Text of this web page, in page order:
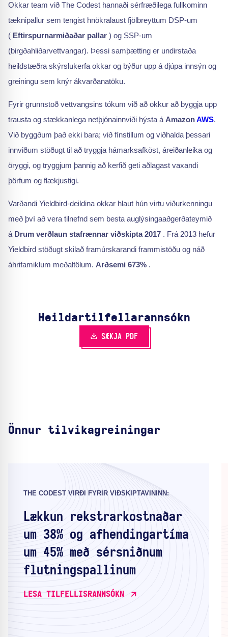
Okkar team við The Codest hannaði sérfræðilega fullkominn
tæknipallur sem tengist hnökralaust fjölbreyttum DSP-um
( Eftirspurnarmiðaðar pallar ) og SSP-um
(birgðahliðarvettvangar). Þessi samþætting er undirstaða
heildstæðra skýrslukerfa okkar og býður upp á djúpa innsýn og
greiningu sem knýr ákvarðanatöku.
Fyrir grunnstoð vettvangsins tókum við að okkur að byggja upp
trausta og stækkanlega netþjónainnviði hýsta á AmazonAWS.
Við byggðum það ekki bara; við fínstillum og viðhalda þessari
innviðum stöðugt til að tryggja hámarksafköst, áreiðanleika og
öryggi, og tryggjum þannig að kerfið geti aðlagast vaxandi
þörfum og flækjustigi.
Varðandi Yieldbird-deildina okkar hlaut hún virtu viðurkenningu
með því að vera tilnefnd sem besta auglýsingaaðgerðateymið
á Drum verðlaun stafrænnar viðskipta 2017 . Frá 2013 hefur
Yieldbird stöðugt skilað framúrskarandi frammistöðu og náð
áhrifamiklum meðaltölum. Arðsemi 673% .
Heildartilfella­rannsókn
SÆKJA PDF
Önnur tilvikagreiningar
THE CODEST VIRÐI FYRIR VIÐSKIPTAVININN:
Lækkun rekstrarkostnaðar
um 38% og afhendingartíma
um 45% með sérsniðnum
flutningspallinum
LESA TILFELLISRANNSÓKN